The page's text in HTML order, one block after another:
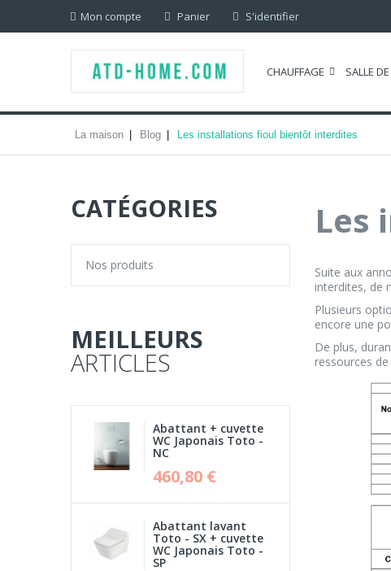
Mon compte Panier S'identifier
CHAUFFAGE SALLE
La maison Blog Les installations fioul bientôt interdites
CATÉGORIES
Nos produits
MEILLEURS
ARTICLES
Abattant + cuvette
WC Japonais Toto -
NC
460,80 €
Abattant lavant
Toto - SX + cuvette
WC Japonais Toto -
SP
Les
Suite aux
interdites, de
Plusieurs
encore une
De plus,
ressources